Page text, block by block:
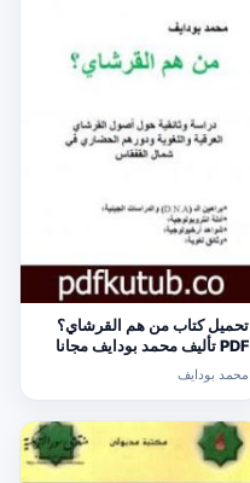
تحميل كتاب من هم القرشاي؟
PDF تأليف محمد بودايف مجانا
محمد بودايف